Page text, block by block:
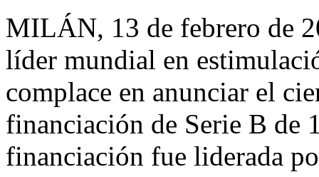
MILÁN, 13 de febrero de
líder mundial en
complace en anunciar el
financiación de Serie B de
financiación fue liderada